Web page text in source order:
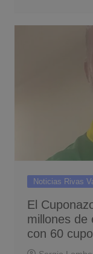
Noticias Rivas
El
millones de
con 60